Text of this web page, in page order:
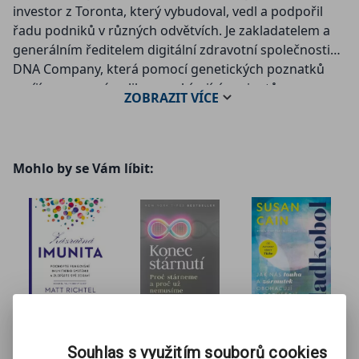
investor z Toronta, který vybudoval, vedl a podpořil
řadu podniků v různých odvětvích. Je zakladatelem a
generálním ředitelem digitální zdravotní společnosti
DNA Company, která pomocí genetických poznatků
vyvíjí genomové aplikace nabízející pacientům
zdravotní péči přizpůsobenou jejich jedinečné biologii.
vyhledává a přináší inovace v oblasti dlouhověkosti a
pod zdravotní péči.
ZOBRAZITVÍCE
Mohlo by se Vám líbit:
imunita
stárnutí
Susan Cain
Souhlas s využitím souborů cookies